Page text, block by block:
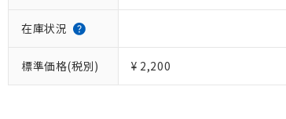
在庫状況
標準価格(税別) ¥ 2,200